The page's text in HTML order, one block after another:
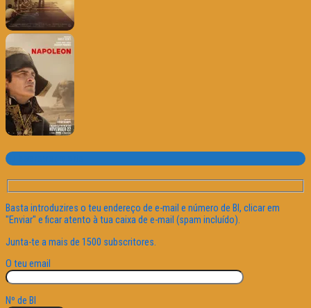
Subscrever o site
Basta introduzires o teu endereço de e-mail e número de BI, clicar em
"Enviar" e ficar atento à tua caixa de e-mail (spam incluído).
Junta-te a mais de 1500 subscritores.
O teu email
Nº de BI